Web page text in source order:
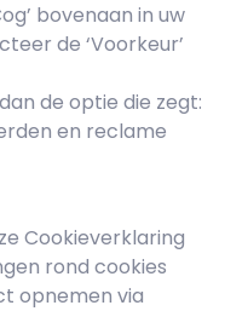
bovenaan in uw
de ‘Voorkeur’
dan de optie die zegt:
en reclame
Cookieverklaring
rond cookies
opnemen via